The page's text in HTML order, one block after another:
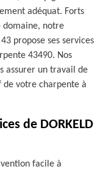
adéquat. Forts
domaine, notre
propose ses services
43490. Nos
assurer un travail de
votre charpente à
de DORKELD
facile à